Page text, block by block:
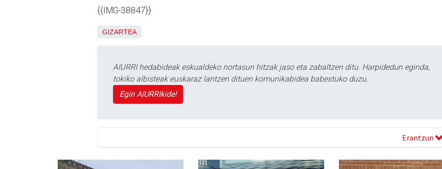
{{IMG-38847}}
GIZARTEA
AIURRI hedabideak eskualdeko nortasun hitzak jaso eta zabaltzen ditu. Harpidedun eginda,
tokiko albisteak euskaraz lantzen dituen komunikabidea babestuko duzu.
Egin AIURRIkide!
Erantzun